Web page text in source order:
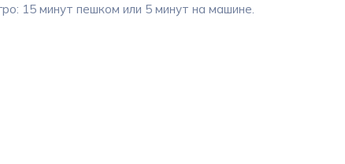
15 минут пешком или 5 минут на машине.